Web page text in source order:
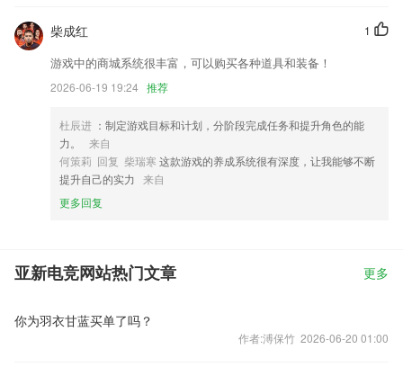
1
柴成红
游戏中的商城系统很丰富，可以购买各种道具和装备！
2026-06-19 19:24 推荐
杜辰进 ：制定游戏目标和计划，分阶段完成任务和提升角色的能
力。
来自
何策莉 回复 柴瑞寒 这款游戏的养成系统很有深度，让我能够不断
提升自己的实力 来自
更多回复
亚新电竞网站热门文章 更多
你为羽衣甘蓝买单了吗？
作者:溥保竹 2026-06-20 01:00